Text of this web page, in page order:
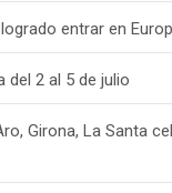
entrar en
del 2 al 5 de julio
Girona, La Santa